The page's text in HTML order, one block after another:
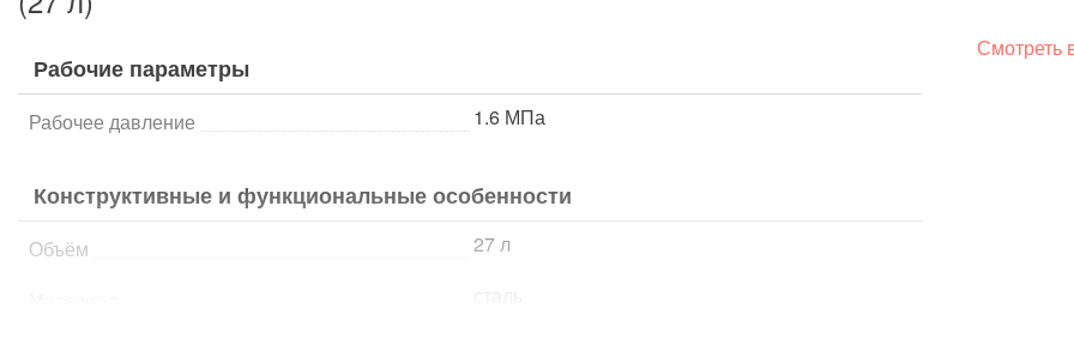
Рабочие параметры
Рабочее давление 1.6 МПа
Конструктивные и функциональные особенности
Объём 27 л
Смотреть